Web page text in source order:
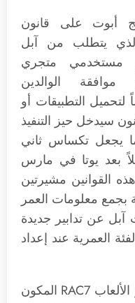
على قانون
يتطلب من آبل
مستخدمي متجري
الوالدين
تحت سن 18 عاماً لتحميل التطبيقات أو
سيدخل حيز التنفيذ
من يناير 2026، مما يجعل تكساس ثاني
بعد يوتا في مارس
القوانين مشيرتين
معلومات العمر
آبل عن تدابير جديدة
العمرية عند إعداد
◉ استحوذت آبل على استوديو الألعاب RAC7 المكون